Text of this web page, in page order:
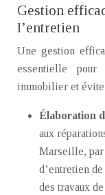
Gestion
l’entretien
Une gestion
essentielle
immobilier et
Élaboration
aux
Marseille, par
d’entretien
des travaux